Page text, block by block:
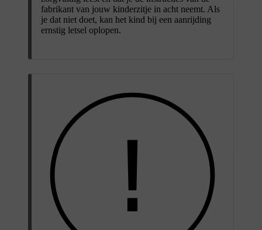
fabrikant van jouw kinderzitje in acht neemt. Als
je dat niet doet, kan het kind bij een aanrijding
ernstig letsel oplopen.